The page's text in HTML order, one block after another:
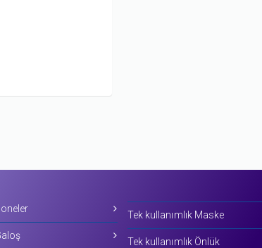
Tek kullanımlık Maske
Tek kullanımlık Önlük